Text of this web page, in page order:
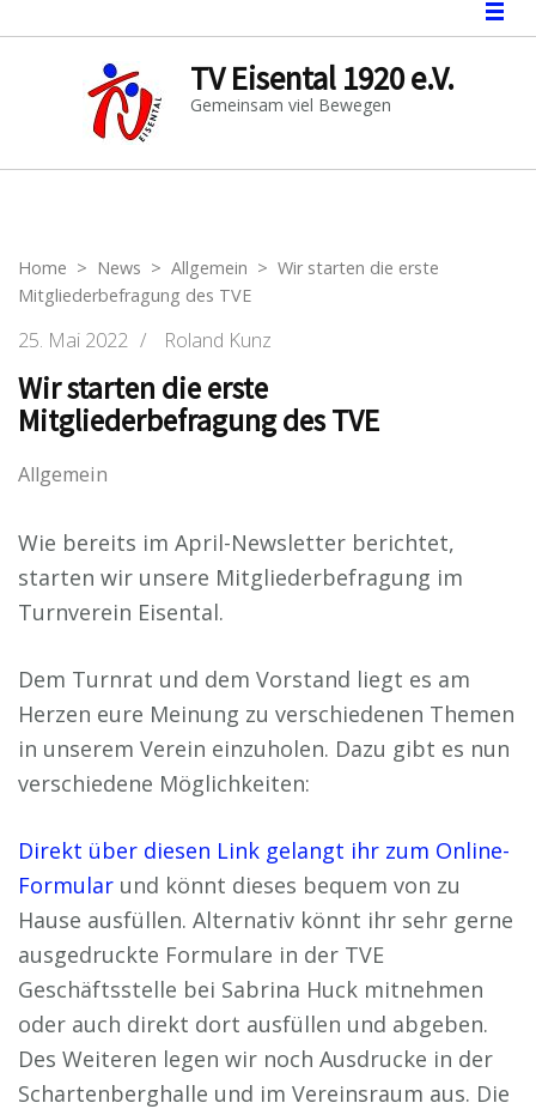
TV Eisental 1920 e.V.
Gemeinsam viel Bewegen
Home > News > Allgemein > Wir starten die erste
Mitgliederbefragung des TVE
25. Mai 2022 / Roland Kunz
Wir starten die erste
Mitgliederbefragung des TVE
Allgemein
Wie bereits im April-Newsletter berichtet,
starten wir unsere Mitgliederbefragung im
Turnverein Eisental.
Dem Turnrat und dem Vorstand liegt es am
Herzen eure Meinung zu verschiedenen Themen
in unserem Verein einzuholen. Dazu gibt es nun
verschiedene Möglichkeiten:
Direkt über diesen Link gelangt ihr zum Online-
Formular und könnt dieses bequem von zu
Hause ausfüllen. Alternativ könnt ihr sehr gerne
ausgedruckte Formulare in der TVE
Geschäftsstelle bei Sabrina Huck mitnehmen
oder auch direkt dort ausfüllen und abgeben.
Des Weiteren legen wir noch Ausdrucke in der
Schartenberghalle und im Vereinsraum aus. Die